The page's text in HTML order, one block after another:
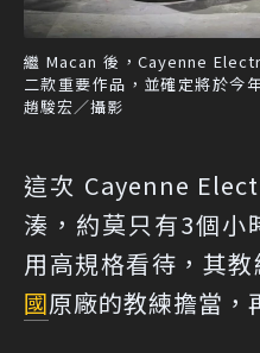
繼 Macan 後，Cayenne
二款重要作品，並確定將於今
趙駿宏／攝影
這次 Cayenne
湊，約莫只有3個小
用高規格看待，其
國原廠的教練擔當，